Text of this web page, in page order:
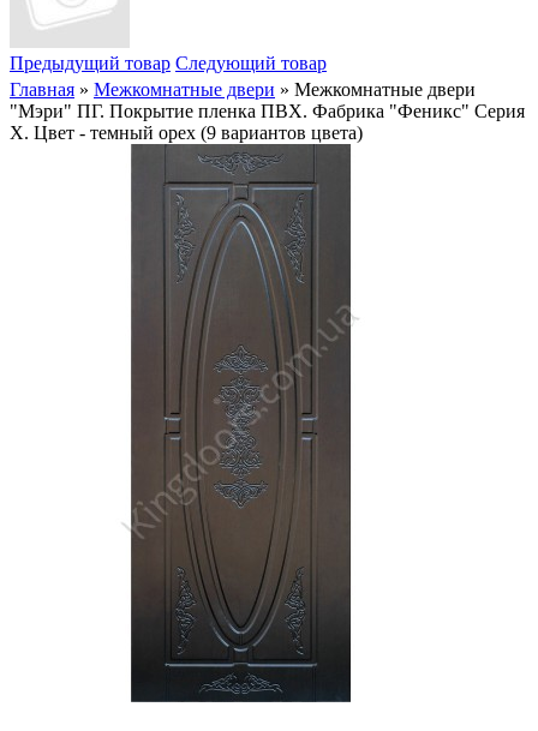
Предыдущий товар Следующий товар
Главная » Межкомнатные двери » Межкомнатные двери
"Мэри" ПГ. Покрытие пленка ПВХ. Фабрика "Феникс" Серия
Х. Цвет - темный орех (9 вариантов цвета)